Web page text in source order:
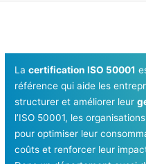
Lacertification ISO 50001
référence qui aide les
structurer et améliorer leur
l’ISO 50001, les
pour optimiser leur
coûts et renforcer leur